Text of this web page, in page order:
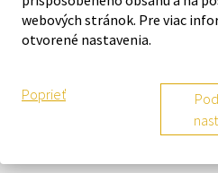
Toaletná voda
webových stránok. Pre viac
otvorené nastavenia.
Poprieť